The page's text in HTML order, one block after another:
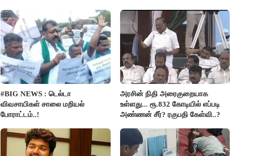
#BIG NEWS : டெல்டா
விவசாயிகள் சாலை மறியல்
போராட்டம்..!
அரசின் நிதி அரைகுறையாக
உள்ளது... ரூ.832 கோடியில் எப்படி
அண்ணன் சீர்? ரகுபதி கேள்வி..?